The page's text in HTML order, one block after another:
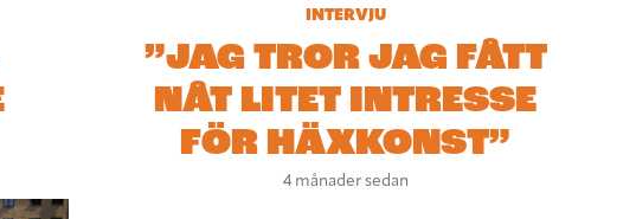
INTERVJU
”JAG TROR JAG FÅTT
NÅT LITET INTRESSE
FÖR HÄXKONST”
4 månader sedan